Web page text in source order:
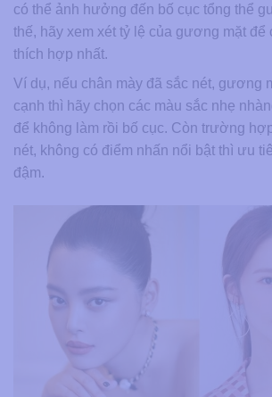
có thể ảnh hưởng đến bố cục tổng thể
thế, hãy xem xét tỷ lệ của gương mặt để
thích hợp nhất.
Ví dụ, nếu chân mày đã sắc nét, gương
cạnh thì hãy chọn các màu sắc nhẹ
để không làm rồi bố cục. Còn trường
nét, không có điểm nhấn nổi bật thì ưu
đậm.